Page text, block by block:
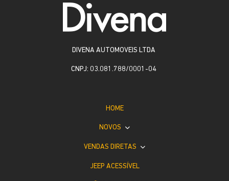
DIVENA AUTOMOVEIS LTDA
CNPJ: 03.081.788/0001-04
HOME
NOVOS
VENDAS DIRETAS
JEEP ACESSÍVEL